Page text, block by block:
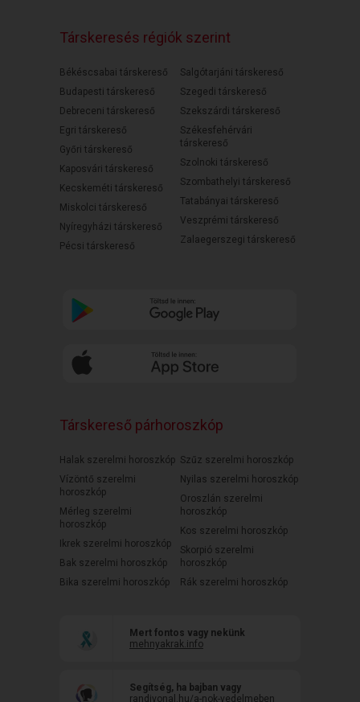
Társkeresés régiók szerint
Békéscsabai társkereső
Budapesti társkereső
Debreceni társkereső
Egri társkereső
Győri társkereső
Kaposvári társkereső
Kecskeméti társkereső
Miskolci társkereső
Nyíregyházi társkereső
Pécsi társkereső
Salgótarjáni társkereső
Szegedi társkereső
Szekszárdi társkereső
Székesfehérvári
társkereső
Szolnoki társkereső
Szombathelyi társkereső
Tatabányai társkereső
Veszprémi társkereső
Zalaegerszegi társkereső
Társkereső párhoroszkóp
Halak szerelmi horoszkóp
Vízöntő szerelmi
horoszkóp
Mérleg szerelmi
horoszkóp
Ikrek szerelmi horoszkóp
Bak szerelmi horoszkóp
Bika szerelmi horoszkóp
Szűz szerelmi horoszkóp
Nyilas szerelmi horoszkóp
Oroszlán szerelmi
horoszkóp
Kos szerelmi horoszkóp
Skorpió szerelmi
horoszkóp
Rák szerelmi horoszkóp
Mert fontos vagy nekünk
mehnyakrak.info
Segítség, ha bajban vagy
randivonal.hu/a-nok-vedelmeben